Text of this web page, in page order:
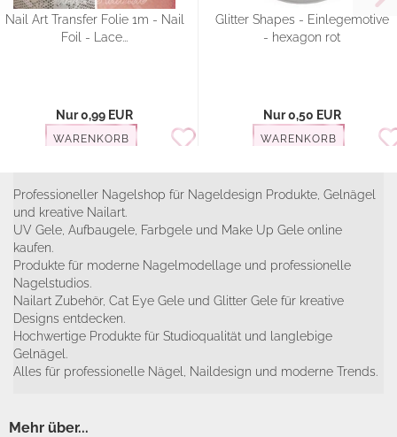
Nail Art Transfer Folie 1m - Nail
Foil - Lace...
Nur 0,99 EUR
WARENKORB
Glitter Shapes - Einlegemotive
- hexagon rot
Nur 0,50 EUR
WARENKORB
Professioneller Nagelshop für Nageldesign Produkte, Gelnägel
und kreative Nailart.
UV Gele, Aufbaugele, Farbgele und Make Up Gele online
kaufen.
Produkte für moderne Nagelmodellage und professionelle
Nagelstudios.
Nailart Zubehör, Cat Eye Gele und Glitter Gele für kreative
Designs entdecken.
Hochwertige Produkte für Studioqualität und langlebige
Gelnägel.
Alles für professionelle Nägel, Naildesign und moderne Trends.
Mehr über...